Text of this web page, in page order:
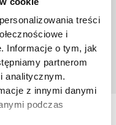
treści
i
Informacje o tym, jak
partnerom
analitycznym.
z innymi danymi
podczas
kg – lody truskawkowe